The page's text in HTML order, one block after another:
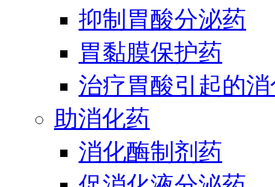
抑制胃酸分泌药
胃黏膜保护药
治疗胃酸引起的
助消化药
消化酶制剂药